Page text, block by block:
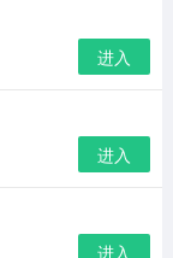
进入
进入
进入